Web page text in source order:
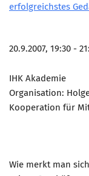
20.9.2007, 19:30 -
IHK Akademie
Organisation:
Kooperation für
Wie merkt man